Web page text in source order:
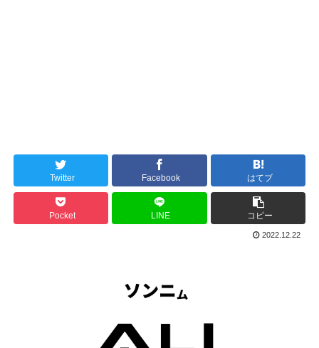
Twitter Facebook はてブ
Pocket LINE コピー
2022.12.22